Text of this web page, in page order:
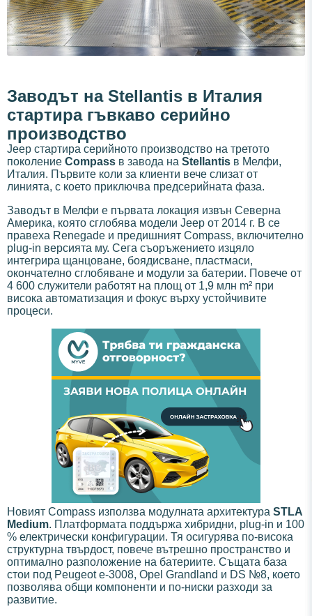
Заводът на Stellantis в Италия
стартира гъвкаво серийно
производство
Jeep стартира серийното производство на третото
поколение Compass в завода на Stellantis в Мелфи,
Италия. Първите коли за клиенти вече слизат от
линията, с което приключва предсерийната фаза.
Заводът в Мелфи е първата локация извън Северна
Америка, която сглобява модели Jeep от 2014 г. В се
правеха Renegade и предишният Compass, включително
plug-in версията му. Сега съоръжението изцяло
интегрира щанцоване, боядисване, пластмаси,
окончателно сглобяване и модули за батерии. Повече от
4 600 служители работят на площ от 1,9 млн m² при
висока автоматизация и фокус върху устойчивите
процеси.
Новият Compass използва модулната архитектура STLA
Medium. Платформата поддържа хибридни, plug-in и 100
% електрически конфигурации. Тя осигурява по-висока
структурна твърдост, повече вътрешно пространство и
оптимално разположение на батериите. Същата база
стои под Peugeot e-3008, Opel Grandland и DS №8, което
позволява общи компоненти и по-ниски разходи за
развитие.